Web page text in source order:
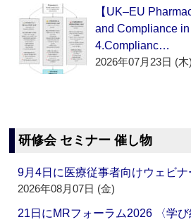
【UK–EU
and Compliance in
4.Complianc…
2026年07月23日 (木)
研修会 セミナー 催し物
9月4日に医療従事者向けウェビ
2026年08月07日 (金)
21日にMRフォーラム2026 〈学